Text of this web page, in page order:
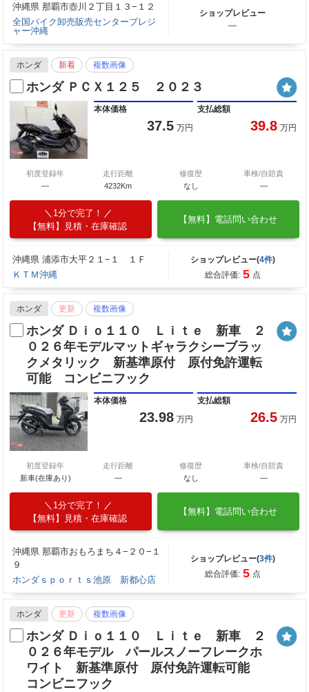
沖縄県 那覇市壺川２丁目１３−１２
全国バイク卸売販売センタープレジ
ャー沖縄
ショップレビュー
―
ホンダ 新着 複数画像
ホンダ ＰＣＸ１２５ ２０２３
本体価格
37.5 万円
支払総額
39.8 万円
初度登録年
―
走行距離
4232Km
修復歴
なし
車検/自賠責
―
1分で完了！
【無料】見積・在庫確認
【無料】電話問い合わせ
沖縄県 浦添市大平２１−１ １Ｆ
ＫＴＭ沖縄
ショップレビュー(4件)
総合評価: 5 点
ホンダ 更新 複数画像
ホンダ Ｄｉｏ１１０ Ｌｉｔｅ 新車 ２
０２６年モデルマットギャラクシーブラッ
クメタリック 新基準原付 原付免許運転
可能 コンビニフック
本体価格
23.98 万円
支払総額
26.5 万円
初度登録年
新車(在庫あり)
走行距離
―
修復歴
なし
車検/自賠責
―
1分で完了！
【無料】見積・在庫確認
【無料】電話問い合わせ
沖縄県 那覇市おもろまち４−２０−１
９
ホンダｓｐｏｒｔｓ池原 新都心店
ショップレビュー(3件)
総合評価: 5 点
ホンダ 更新 複数画像
ホンダ Ｄｉｏ１１０ Ｌｉｔｅ 新車 ２
０２６年モデル パールスノーフレークホ
ワイト 新基準原付 原付免許運転可能
コンビニフック